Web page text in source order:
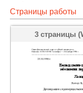
Страницы работы
3 страницы